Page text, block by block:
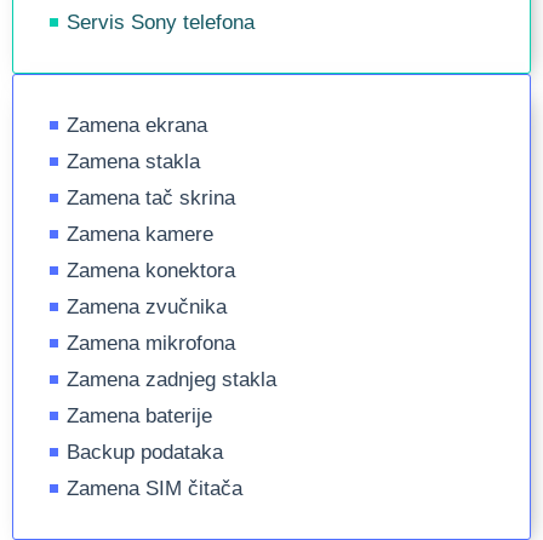
Servis Sony telefona
Zamena ekrana
Zamena stakla
Zamena tač skrina
Zamena kamere
Zamena konektora
Zamena zvučnika
Zamena mikrofona
Zamena zadnjeg stakla
Zamena baterije
Backup podataka
Zamena SIM čitača